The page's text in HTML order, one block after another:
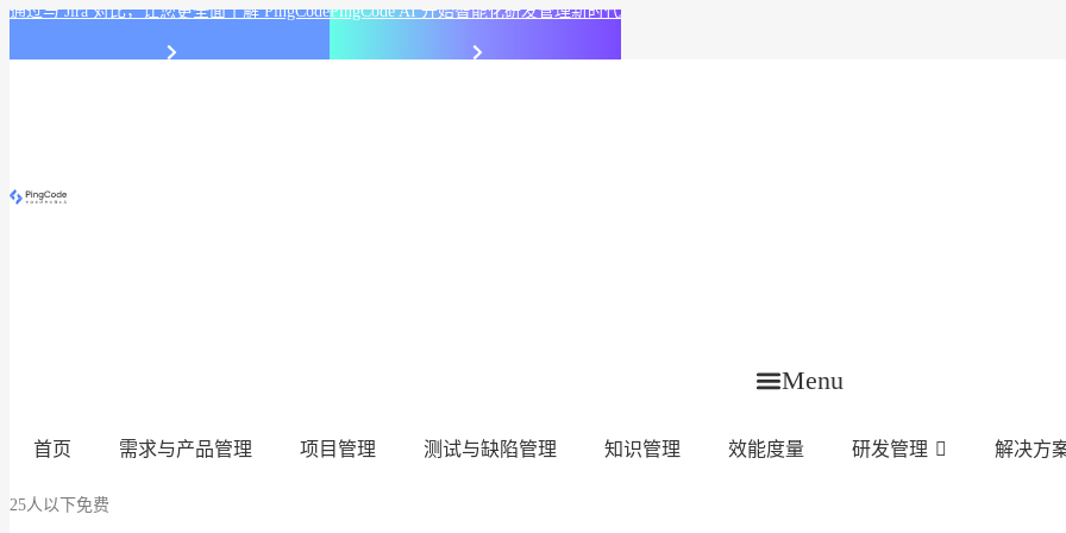
通过与 Jira 对比，让您更全面了解 PingCodePingCode AI 开始智能化研发管理新时代
Menu
首页 需求与产品管理 项目管理 测试与缺陷管理 知识管理 效能度量 研发管理 解决方
25人以下免费